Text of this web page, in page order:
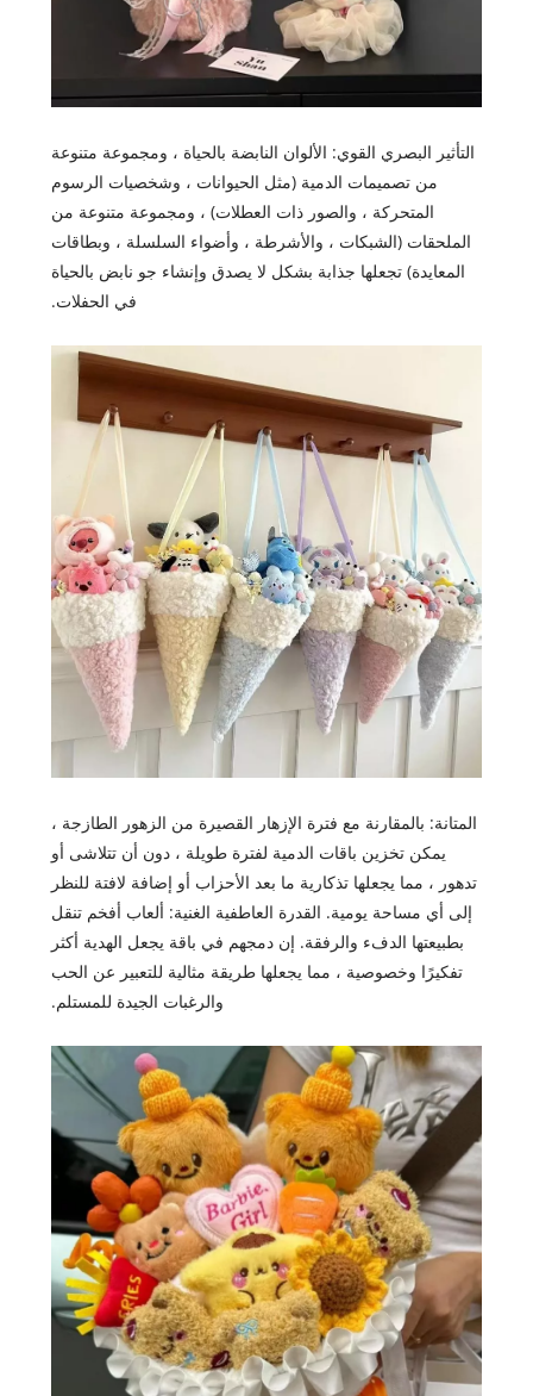
التأثير البصري القوي: الألوان النابضة بالحياة ، ومجموعة متنوعة
من تصميمات الدمية (مثل الحيوانات ، وشخصيات الرسوم
المتحركة ، والصور ذات العطلات) ، ومجموعة متنوعة من
الملحقات (الشبكات ، والأشرطة ، وأضواء السلسلة ، وبطاقات
المعايدة) تجعلها جذابة بشكل لا يصدق وإنشاء جو نابض بالحياة
في الحفلات.
المتانة: بالمقارنة مع فترة الإزهار القصيرة من الزهور الطازجة ،
يمكن تخزين باقات الدمية لفترة طويلة ، دون أن تتلاشى أو
تدهور ، مما يجعلها تذكارية ما بعد الأحزاب أو إضافة لافتة للنظر
إلى أي مساحة يومية. القدرة العاطفية الغنية: ألعاب أفخم تنقل
بطبيعتها الدفء والرفقة. إن دمجهم في باقة يجعل الهدية أكثر
تفكيرًا وخصوصية ، مما يجعلها طريقة مثالية للتعبير عن الحب
والرغبات الجيدة للمستلم.